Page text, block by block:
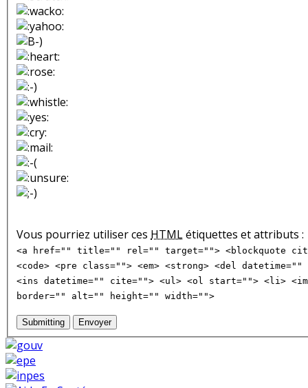
Vous pourriez utiliser ces HTMLétiquettes et attributs :
<a href="" title="" rel="" target=""> <blockquote
<code> <pre class=""> <em> <strong> <del
<ins datetime="" cite=""> <ul> <ol start=""> <li>
border="" alt="" height="" width="">
Submitting Envoyer